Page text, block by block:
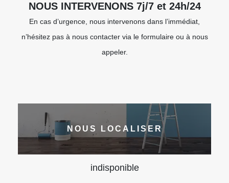
NOUS INTERVENONS 7j/7 et 24h/24
En cas d’urgence, nous intervenons dans l’immédiat,
n’hésitez pas à nous contacter via le formulaire ou à nous
appeler.
NOUS LOCALISER
indisponible